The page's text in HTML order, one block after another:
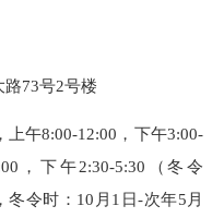
73号2号楼
午8:00-12:00，下午3:00-
，下午2:30-5:30（冬令
冬令时：10月1日-次年5月